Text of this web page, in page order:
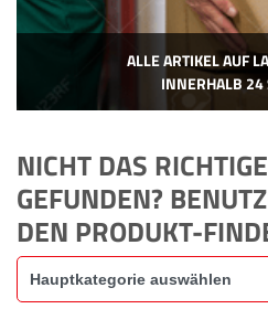
ALLE ARTIKEL AUF
INNERHALB 24
NICHT DAS
GEFUNDEN?
DEN PRODUKT-